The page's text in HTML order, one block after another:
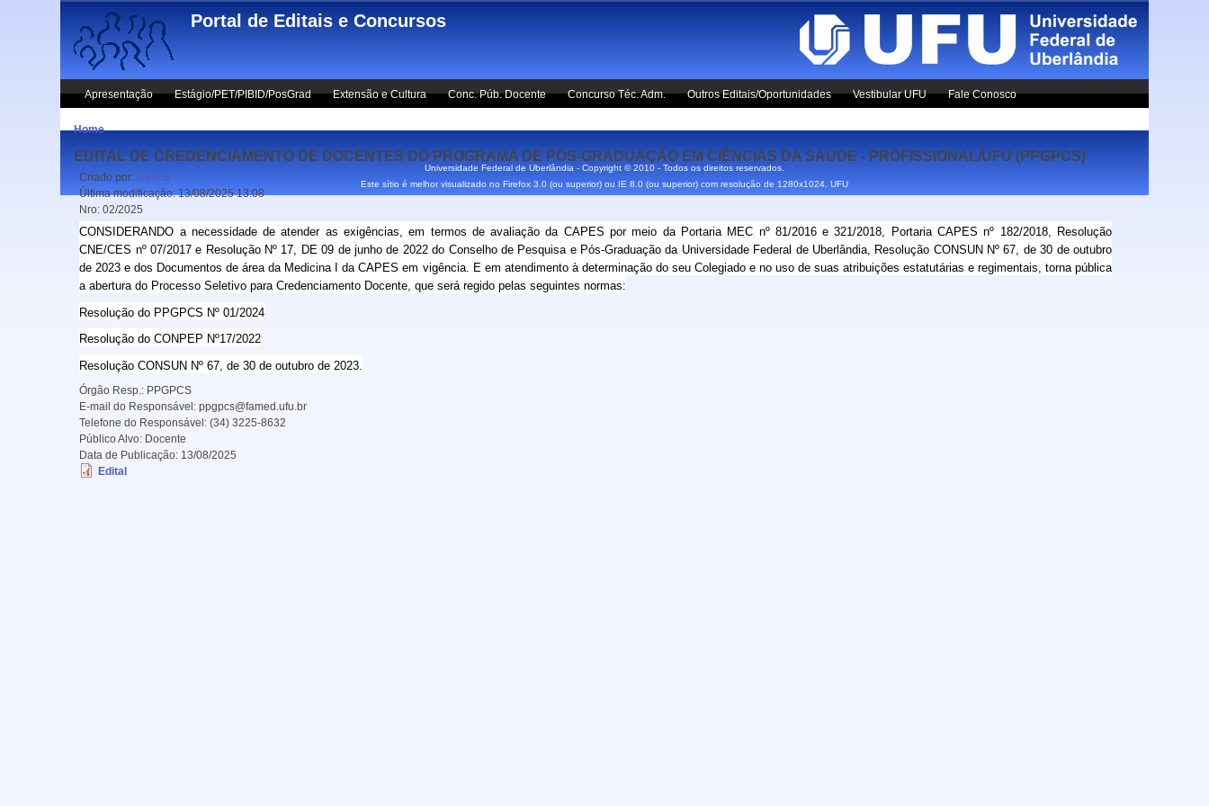
Skip to main content
Portal de Editais e Concursos
Apresentação Estágio/PET/PIBID/PosGrad Extensão e Cultura Conc. Púb. Docente Concurso Téc. Adm. Outros Editais/Oportunidades Vestibular UFU Fale Conosco
Home
EDITAL DE CREDENCIAMENTO DE DOCENTES DO PROGRAMA DE PÓS-GRADUAÇÃO EM CIÊNCIAS DA SAÚDE - PROFISSIONAL/UFU (PPGPCS)
Criado por: DIRPS
Última modificação:13/08/2025 13:08
Nro:02/2025
CONSIDERANDO a necessidade de atender as exigências, em termos de avaliação da CAPES por meio da Portaria MEC nº 81/2016 e 321/2018, Portaria CAPES nº 182/2018, Resolução
CNE/CES nº 07/2017 e Resolução Nº 17, DE 09 de junho de 2022 do Conselho de Pesquisa e Pós-Graduação da Universidade Federal de Uberlândia, Resolução CONSUN Nº 67, de 30 de outubro
de 2023 e dos Documentos de área da Medicina I da CAPES em vigência. E em atendimento à determinação do seu Colegiado e no uso de suas atribuições estatutárias e regimentais, torna pública
a abertura do Processo Seletivo para Credenciamento Docente, que será regido pelas seguintes normas:
Resolução do PPGPCS Nº 01/2024
Resolução do CONPEP Nº17/2022
Resolução CONSUN Nº 67, de 30 de outubro de 2023.
Órgão Resp.: PPGPCS
E-mail do Responsável:ppgpcs@famed.ufu.br
Telefone do Responsável:(34) 3225-8632
Público Alvo: Docente
Data de Publicação: 13/08/2025
Edital
Universidade Federal de Uberlândia - Copyright © 2010 - Todos os direitos reservados.
Este sítio é melhor visualizado no Firefox 3.0 (ou superior) ou IE 8.0 (ou superior) com resolução de 1280x1024. UFU